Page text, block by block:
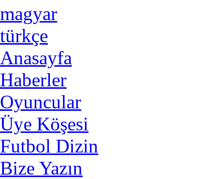
magyar
türkçe
Anasayfa
Haberler
Oyuncular
Üye Köşesi
Futbol Dizin
Bize Yazın